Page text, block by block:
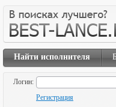
Найти исполнителя
Логин:
Регистрация